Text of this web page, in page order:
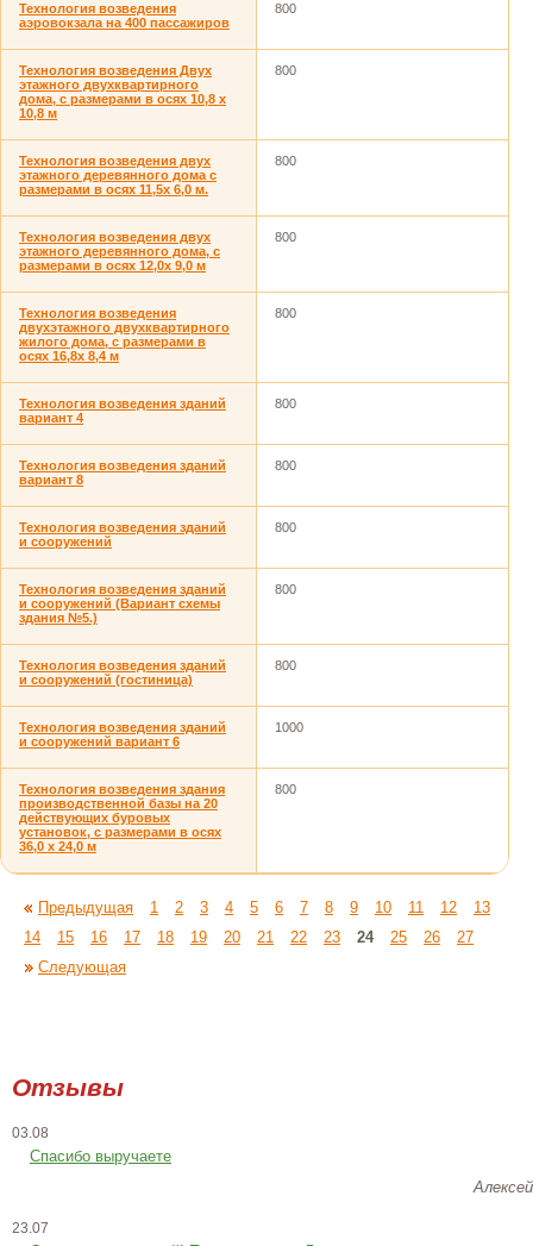
Технология возведения
аэровокзала на 400 пассажиров
800
Технология возведения Двух
этажного двухквартирного
дома, с размерами в осях 10,8 х
10,8 м
800
Технология возведения двух
этажного деревянного дома с
размерами в осях 11,5х 6,0 м.
800
Технология возведения двух
этажного деревянного дома, с
размерами в осях 12,0х 9,0 м
800
Технология возведения
двухэтажного двухквартирного
жилого дома, с размерами в
осях 16,8х 8,4 м
800
Технология возведения зданий
вариант 4
800
Технология возведения зданий
вариант 8
800
Технология возведения зданий
и сооружений
800
Технология возведения зданий
и сооружений (Вариант схемы
здания №5.)
800
Технология возведения зданий
и сооружений (гостиница)
800
Технология возведения зданий
и сооружений вариант 6
1000
Технология возведения здания
производственной базы на 20
действующих буровых
установок, с размерами в осях
36,0 х 24,0 м
800
Предыдущая 1 2 3 4 5 6 7 8 9 10 11 12
13
14
15 16 17 18 19 20 21 22 23 24 25 26
27
Следующая
Отзывы
03.08
Спасибо выручаете
Алексей
23.07